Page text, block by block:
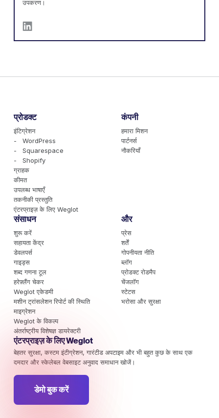
उपकरण।
प्रोडक्ट
इंटिग्रेशन
- WordPress
- Squarespace
- Shopify
ग्राहक
कीमत
उपलब्ध भाषाएँ
तकनीकी प्रस्तुति
एंटरप्राइज़ के लिए Weglot
कंपनी
हमारा मिशन
पार्टनर्स
नौकरियाँ
संसाधन
शुरू करें
सहायता केंद्र
डेवलपर्स
गाइड्स
शब्द गणना टूल
हरेफ़्लैंग चेकर
Weglot एकेडमी
मशीन ट्रांसलेशन रिपोर्ट की स्थिति
माइग्रेशन
Weglot के विकल्प
अंतर्राष्ट्रीय विशेषज्ञ डायरेक्टरी
और
प्रेस
शर्तें
गोपनीयता नीति
ब्लॉग
प्रोडक्ट रोडमैप
चेंजलॉग
स्टेटस
भरोसा और सुरक्षा
एंटरप्राइज़ के लिए Weglot
बेहतर सुरक्षा, कस्टम इंटीग्रेशन, गारंटीड अपटाइम और भी बहुत कुछ के साथ एक
दमदार और स्केलेबल वेबसाइट अनुवाद समाधान खोजें।
डेमो बुक करें